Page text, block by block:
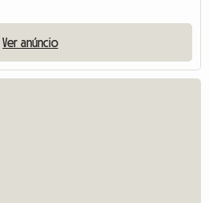
Ver anúncio